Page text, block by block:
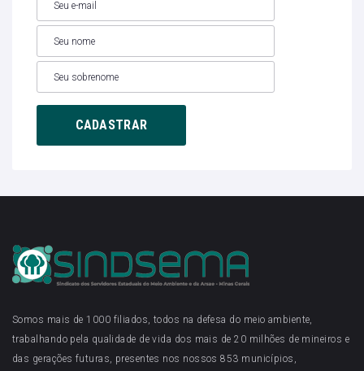
Somos mais de 1000 filiados, todos na defesa do meio ambiente,
trabalhando pela qualidade de vida dos mais de 20 milhões de mineiros e
das gerações futuras, presentes nos nossos 853 municípios,